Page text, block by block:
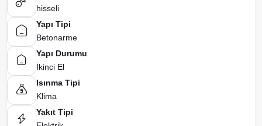
hisseli
Yapı Tipi
Betonarme
Yapı Durumu
İkinci El
Isınma Tipi
Klima
Yakıt Tipi